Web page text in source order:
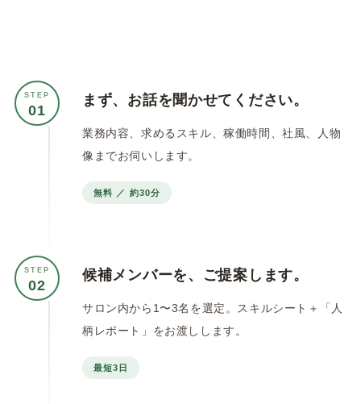
STEP
01
まず、お話を聞かせてください。
業務内容、求めるスキル、稼働時間、社風、人物
像までお伺いします。
無料 ／ 約30分
STEP
02
候補メンバーを、ご提案します。
サロン内から1〜3名を選定。スキルシート＋「人
柄レポート」をお渡しします。
最短3日